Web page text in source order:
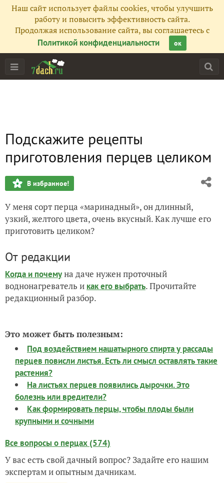
Наш сайт использует файлы cookies, чтобы улучшить
работу и повысить эффективность сайта.
Продолжая использование сайта, вы соглашаетесь с
Политикой конфиденциальности
ок
Подскажите рецепты
приготовления перцев целиком
В избранное!
У меня сорт перца «маринадный», он длинный,
узкий, желтого цвета, очень вкусный. Как лучше его
приготовить целиком?
От редакции
Когда и почемуна даче нужен проточный
воднонагреватель и как его выбрать. Прочитайте
редакционный разбор.
Это может быть полезным:
Под воздействием нашатырного спирта у рассады
перцев повисли листья. Есть ли смысл оставлять такие
растения?
На листьях перцев появились дырочки. Это
болезнь или вредители?
Как формировать перцы, чтобы плоды были
крупными и сочными
Все вопросы о перцах (574)
У вас есть свой дачный вопрос? Задайте его нашим
экспертам и опытным дачникам.